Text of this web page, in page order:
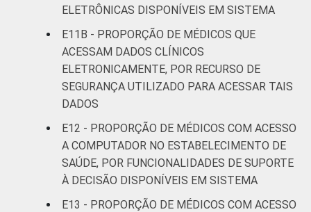
ELETRÔNICAS DISPONÍVEIS EM SISTEMA
E11B - PROPORÇÃO DE MÉDICOS QUE
ACESSAM DADOS CLÍNICOS
ELETRONICAMENTE, POR RECURSO DE
SEGURANÇA UTILIZADO PARA ACESSAR TAIS
DADOS
E12 - PROPORÇÃO DE MÉDICOS COM ACESSO
A COMPUTADOR NO ESTABELECIMENTO DE
SAÚDE, POR FUNCIONALIDADES DE SUPORTE
À DECISÃO DISPONÍVEIS EM SISTEMA
E13 - PROPORÇÃO DE MÉDICOS COM ACESSO